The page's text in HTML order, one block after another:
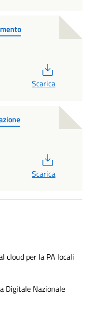
Scarica
Scarica
cloud per la PA locali
Digitale Nazionale